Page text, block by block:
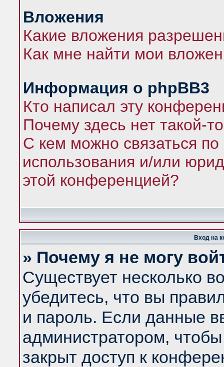
Вложения
Какие вложения
Как мне найти мои
Информация о phpBB3
Кто написал эту
Почему здесь нет такой-
С кем можно связаться по
использования и/или
этой конференцией?
Вход на
» Почему я не могу
Существует несколько
убедитесь, что вы
и пароль. Если данные
администратором,
закрыт доступ к